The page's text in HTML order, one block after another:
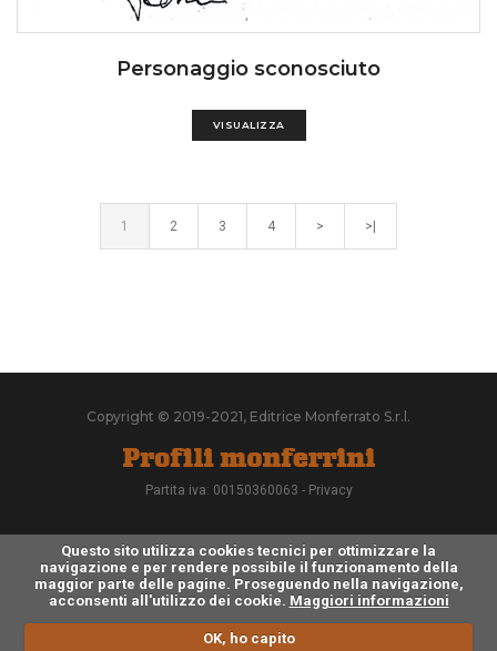
Personaggio sconosciuto
VISUALIZZA
1 2 3 4 > >|
Copyright © 2019-2021, Editrice Monferrato S.r.l.
Partita iva: 00150360063 - Privacy
Questo sito utilizza cookies tecnici per ottimizzare la
navigazione e per rendere possibile il funzionamento della
maggior parte delle pagine. Proseguendo nella navigazione,
acconsenti all'utilizzo dei cookie. Maggiori informazioni
OK, ho capito